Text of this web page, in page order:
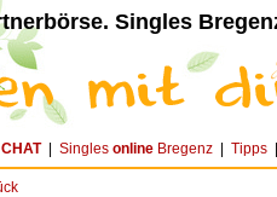
Singles
CHAT| Singles online Bregenz Tipps